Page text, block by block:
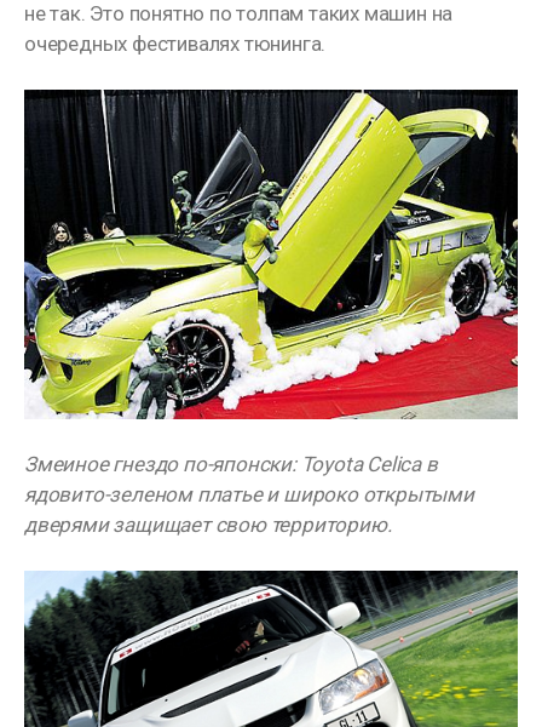
не так. Это понятно по толпам таких машин на
очередных фестивалях тюнинга.
Змеиное гнездо по-японски: Toyota Celica в
ядовито-зеленом платье и широко открытыми
дверями защищает свою территорию.